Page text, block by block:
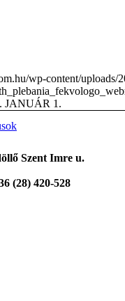
wp-content/
JANUÁR 1.
Szent Imre u.
(28) 420-528